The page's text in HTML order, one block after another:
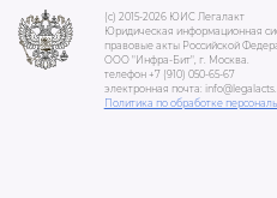
(c) 2015-2026 ЮИС Легалакт
Юридическая информационная
правовые акты Российской
ООО "Инфра-Бит", г. Москва.
телефон +7 (910) 050-65-67
электронная почта:
Политика по обработке